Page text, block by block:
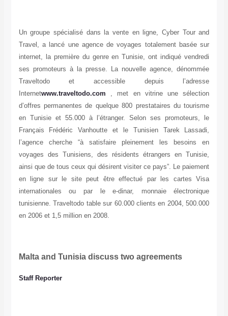
Un groupe spécialisé dans la vente en ligne, Cyber Tour and
Travel, a lancé une agence de voyages totalement basée sur
internet, la première du genre en Tunisie, ont indiqué vendredi
ses promoteurs à la presse. La nouvelle agence, dénommée
Traveltodo et accessible depuis l’adresse
Internetwww.traveltodo.com , met en vitrine une sélection
d’offres permanentes de quelque 800 prestataires du tourisme
en Tunisie et 55.000 à l’étranger. Selon ses promoteurs, le
Français Frédéric Vanhoutte et le Tunisien Tarek Lassadi,
l’agence cherche “à satisfaire pleinement les besoins en
voyages des Tunisiens, des résidents étrangers en Tunisie,
ainsi que de tous ceux qui désirent visiter ce pays”. Le paiement
en ligne sur le site peut être effectué par les cartes Visa
internationales ou par le e-dinar, monnaie électronique
tunisienne. Traveltodo table sur 60.000 clients en 2004, 500.000
en 2006 et 1,5 million en 2008.
Malta and Tunisia discuss two agreements
Staff Reporter